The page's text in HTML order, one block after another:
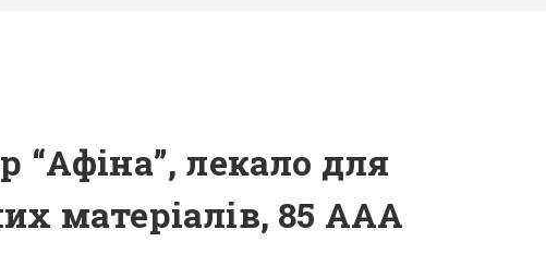
“Афіна”, лекало для
матеріалів, 85 ААА